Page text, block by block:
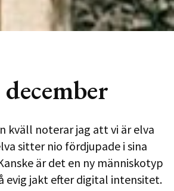
kväll noterar jag att vi är elva
sitter nio fördjupade i sina
är det en ny människotyp
evig jakt efter digital intensitet.